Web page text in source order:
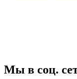
Мы в соц.